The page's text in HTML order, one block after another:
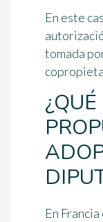
En este
tomada
En